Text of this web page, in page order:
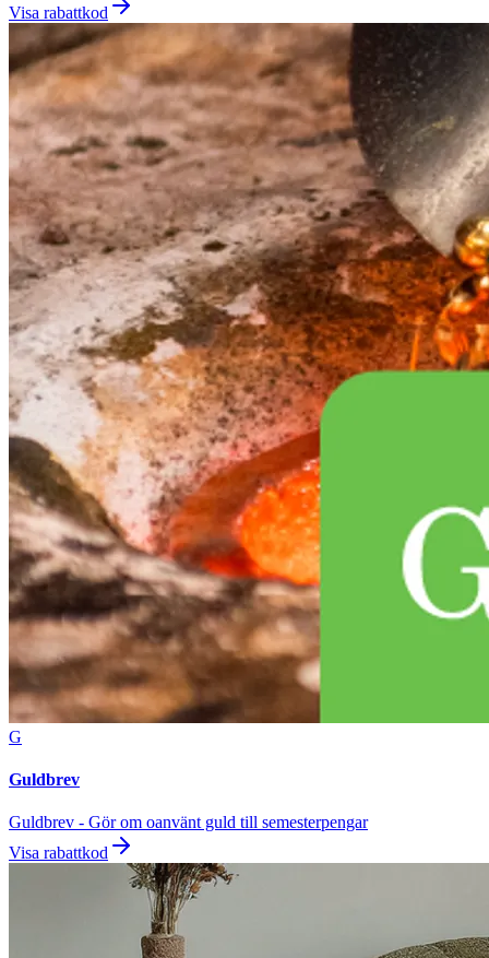
Visa rabattkod
G
Guldbrev
Guldbrev - Gör om oanvänt guld till semesterpengar
Visa rabattkod